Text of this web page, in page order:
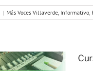
| Más Voces Villaverde, Informativo,